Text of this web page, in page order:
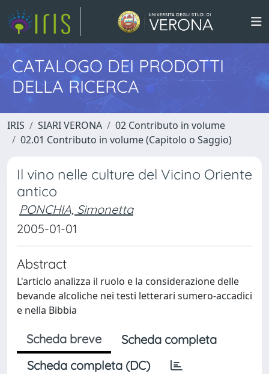
CATALOGO DEI PRODOTTI
DELLA RICERCA
IRIS SIARI VERONA
02 Contributo in volume
02.01 Contributo in volume (Capitolo o Saggio)
Il vino nelle culture del Vicino Oriente
antico
PONCHIA, Simonetta
2005-01-01
Abstract
L'articlo analizza il ruolo e la considerazione delle
bevande alcoliche nei testi letterari sumero-accadici
e nella Bibbia
Scheda breve
Scheda completa
Scheda completa (DC)